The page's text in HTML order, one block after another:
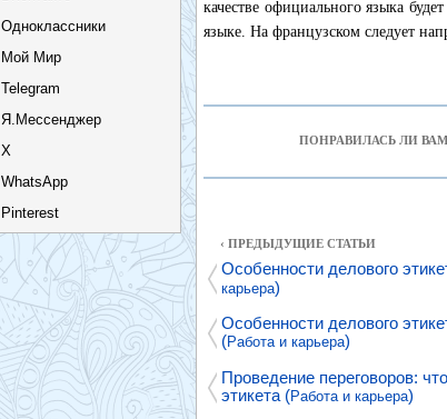
Одноклассники
Мой Мир
Telegram
Я.Мессенджер
X
WhatsApp
Pinterest
качестве официального языка
языке. На французском следует
ПОНРАВИЛАСЬ ЛИ ВАМ
‹ ПРЕДЫДУЩИЕ СТАТЬИ
Особенности делового
карьера)
Особенности делового
(Работа и карьера)
Проведение переговоров:
этикета (Работа и карьера)